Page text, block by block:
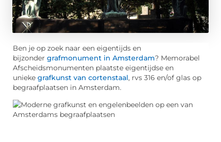
Ben je op zoek naar een eigentijds en
bijzonder grafmonument in Amsterdam? Memorabel
Afscheidsmonumenten plaatste eigentijdse en
unieke grafkunst van cortenstaal, rvs 316 en/of glas op
begraafplaatsen in Amsterdam.